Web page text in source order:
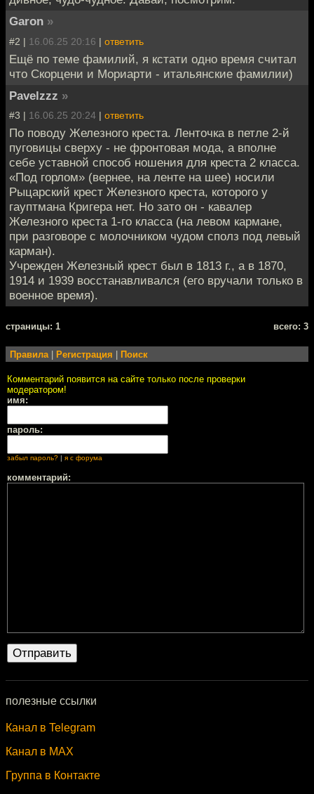
Garon »
#2 | 16.06.25 20:16 | ответить
Ещё по теме фамилий, я кстати одно время считал
что Скорцени и Мориарти - итальянские фамилии)
Pavelzzz »
#3 | 16.06.25 20:24 | ответить
По поводу Железного креста. Ленточка в петле 2-й
пуговицы сверху - не фронтовая мода, а вполне
себе уставной способ ношения для креста 2 класса.
«Под горлом» (вернее, на ленте на шее) носили
Рыцарский крест Железного креста, которого у
гауптмана Кригера нет. Но зато он - кавалер
Железного креста 1-го класса (на левом кармане,
при разговоре с молочником чудом сполз под левый
карман).
Учрежден Железный крест был в 1813 г., а в 1870,
1914 и 1939 восстанавливался (его вручали только в
военное время).
cтраницы: 1 всего: 3
Правила | Регистрация | Поиск
Комментарий появится на сайте только после проверки
модератором!
имя:
пароль:
забыл пароль? | я с форума
комментарий:
полезные ссылки
Канал в Telegram
Канал в MAX
Группа в Контакте